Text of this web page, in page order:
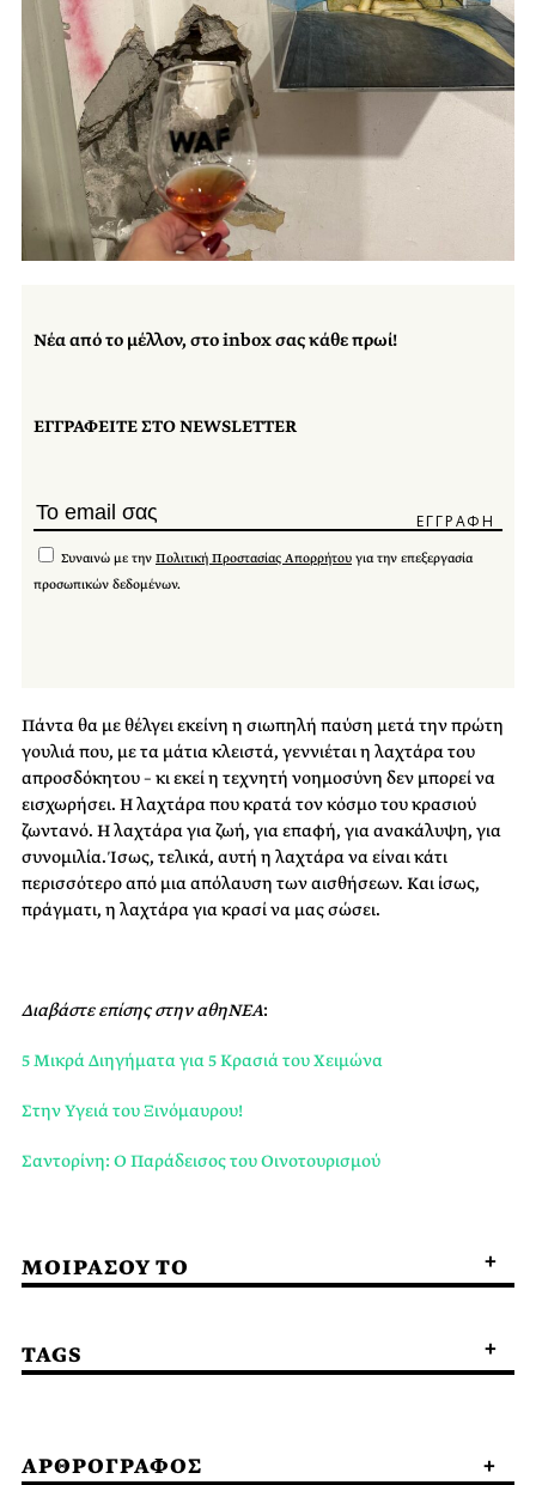
Νέα από το μέλλον, στο inbox σας κάθε πρωί!
ΕΓΓΡΑΦΕΙΤΕ ΣΤΟ NEWSLETTER
Συναινώ με την Πολιτική Προστασίας Απορρήτου για την επεξεργασία
προσωπικών δεδομένων.
Πάντα θα με θέλγει εκείνη η σιωπηλή παύση μετά την πρώτη
γουλιά που, με τα μάτια κλειστά, γεννιέται η λαχτάρα του
απροσδόκητου – κι εκεί η τεχνητή νοημοσύνη δεν μπορεί να
εισχωρήσει. Η λαχτάρα που κρατά τον κόσμο του κρασιού
ζωντανό. Η λαχτάρα για ζωή, για επαφή, για ανακάλυψη, για
συνομιλία. Ίσως, τελικά, αυτή η λαχτάρα να είναι κάτι
περισσότερο από μια απόλαυση των αισθήσεων. Και ίσως,
πράγματι, η λαχτάρα για κρασί να μας σώσει.
Διαβάστε επίσης στην αθηΝΕΑ:
5 Μικρά Διηγήματα για 5 Κρασιά του Χειμώνα
Στην Υγειά του Ξινόμαυρου!
Σαντορίνη: Ο Παράδεισος του Οινοτουρισμού
ΜΟΙΡΑΣΟΥ ΤΟ
TAGS
ΑΡΘΡΟΓΡΑΦΟΣ